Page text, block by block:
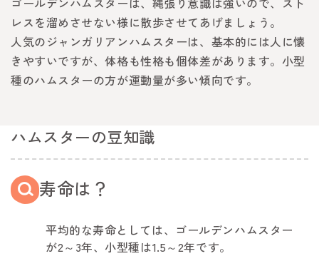
レスを溜めさせない様に散歩させてあげましょう。
人気のジャンガリアンハムスターは、基本的には人に懐
きやすいですが、体格も性格も個体差があります。小型
種のハムスターの方が運動量が多い傾向です。
ハムスターの豆知識
寿命は？
平均的な寿命としては、ゴールデンハムスター
が2～3年、小型種は1.5～2年です。